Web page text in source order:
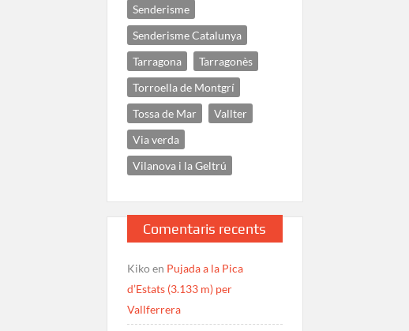
Senderisme
Senderisme Catalunya
Tarragona
Tarragonès
Torroella de Montgrí
Tossa de Mar
Vallter
Via verda
Vilanova i la Geltrú
Comentaris recents
Kikoen Pujada a la Pica
d’Estats (3.133 m) per
Vallferrera